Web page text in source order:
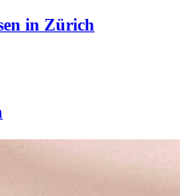
in Zürich